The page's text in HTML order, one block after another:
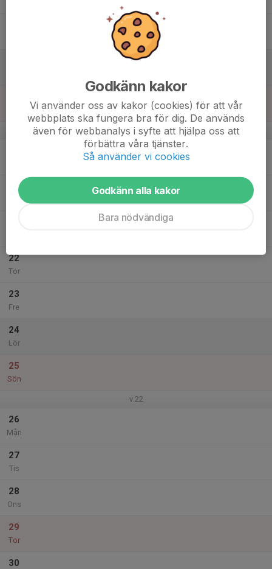
v.21
20
22
Tor
23
Fre
24
Lör
25
Sön
v.22
26
Mån
27
Tis
28
Ons
29
Tor
30
Godkänn kakor
Vi använder oss av kakor (cookies) för att vår
webbplats ska fungera bra för dig. De används
även för webbanalys i syfte att hjälpa oss att
förbättra våra tjänster.
Så använder vi cookies
Godkänn alla kakor
Bara nödvändiga